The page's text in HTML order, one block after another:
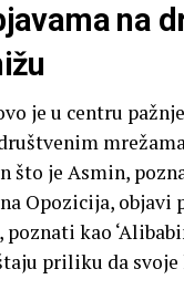
na
je u centru
što je Asmin,
Opozicija,
kao
priliku da